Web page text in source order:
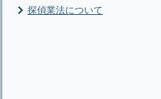
探偵業法について